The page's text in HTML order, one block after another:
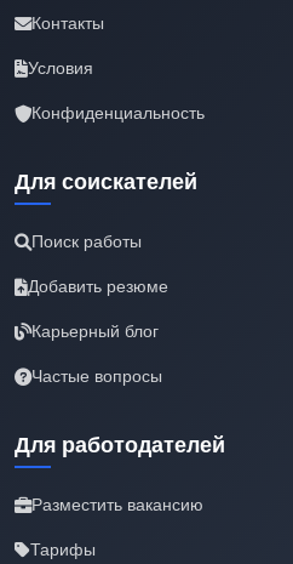
Контакты
Условия
Конфиденциальность
Для соискателей
Поиск работы
Добавить резюме
Карьерный блог
Частые вопросы
Для работодателей
Разместить вакансию
Тарифы